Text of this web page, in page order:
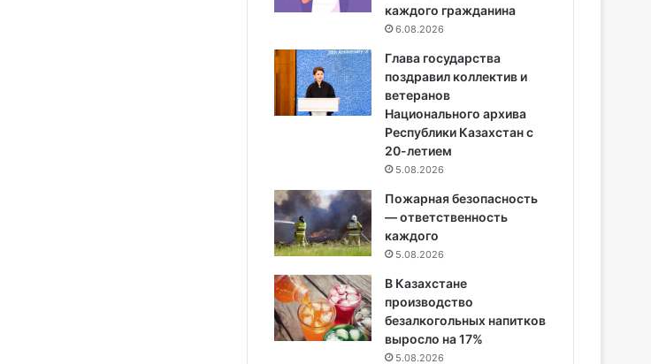
каждого гражданина
6.08.2026
Глава государства
поздравил коллектив и
ветеранов
Национального архива
Республики Казахстан с
20-летием
5.08.2026
Пожарная безопасность
— ответственность
каждого
5.08.2026
В Казахстане
производство
безалкогольных напитков
выросло на 17%
5.08.2026